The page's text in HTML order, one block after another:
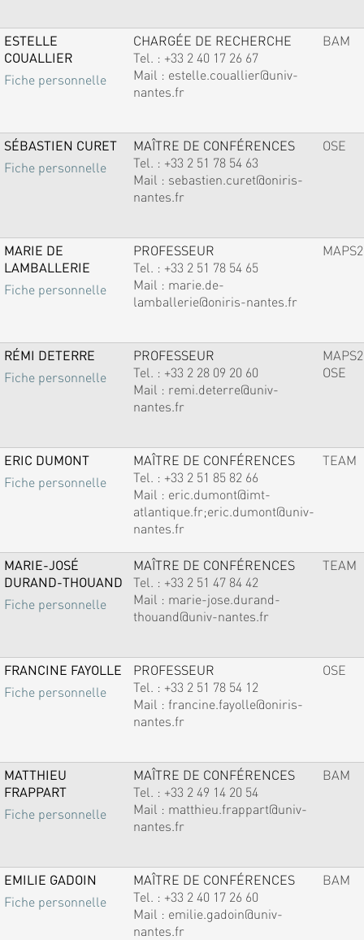
ESTELLE
COUALLIER
Fiche personnelle
CHARGÉE DE RECHERCHE
Tel. : +33 2 40 17 26 67
Mail : estelle.couallier@univ-
nantes.fr
BAM
SÉBASTIEN CURET
Fiche personnelle
MAÎTRE DE CONFÉRENCES
Tel. : +33 2 51 78 54 63
Mail : sebastien.curet@oniris-
nantes.fr
OSE
MARIE DE
LAMBALLERIE
Fiche personnelle
PROFESSEUR
Tel. : +33 2 51 78 54 65
Mail : marie.de-
lamballerie@oniris-nantes.fr
MAPS2
RÉMI DETERRE
Fiche personnelle
PROFESSEUR
Tel. : +33 2 28 09 20 60
Mail : remi.deterre@univ-
nantes.fr
MAPS2
OSE
ERIC DUMONT
Fiche personnelle
MAÎTRE DE CONFÉRENCES
Tel. : +33 2 51 85 82 66
Mail : eric.dumont@imt-
atlantique.fr;eric.dumont@univ-
nantes.fr
TEAM
MARIE-JOSÉ
DURAND-THOUAND
Fiche personnelle
MAÎTRE DE CONFÉRENCES
Tel. : +33 2 51 47 84 42
Mail : marie-jose.durand-
thouand@univ-nantes.fr
TEAM
FRANCINE FAYOLLE
Fiche personnelle
PROFESSEUR
Tel. : +33 2 51 78 54 12
Mail : francine.fayolle@oniris-
nantes.fr
OSE
MATTHIEU
FRAPPART
Fiche personnelle
MAÎTRE DE CONFÉRENCES
Tel. : +33 2 49 14 20 54
Mail : matthieu.frappart@univ-
nantes.fr
BAM
EMILIE GADOIN
Fiche personnelle
MAÎTRE DE CONFÉRENCES
Tel. : +33 2 40 17 26 60
Mail : emilie.gadoin@univ-
nantes.fr
BAM